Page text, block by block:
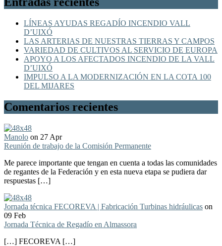
LÍNEAS AYUDAS REGADÍO INCENDIO VALL
D’UIXÓ
LAS ARTERIAS DE NUESTRAS TIERRAS Y CAMPOS
VARIEDAD DE CULTIVOS AL SERVICIO DE EUROPA
APOYO A LOS AFECTADOS INCENDIO DE LA VALL
D’UIXÓ
IMPULSO A LA MODERNIZACIÓN EN LA COTA 100
DEL MIJARES
Comentarios recientes
Manolo on 27 Apr
Reunión de trabajo de la Comisión Permanente
Me parece importante que tengan en cuenta a todas las comunidades
de regantes de la Federación y en esta nueva etapa se pudiera dar
respuestas […]
Jornada técnica FECOREVA | Fabricación Turbinas hidráulicas on
09 Feb
Jornada Técnica de Regadío en Almassora
[…] FECOREVA […]